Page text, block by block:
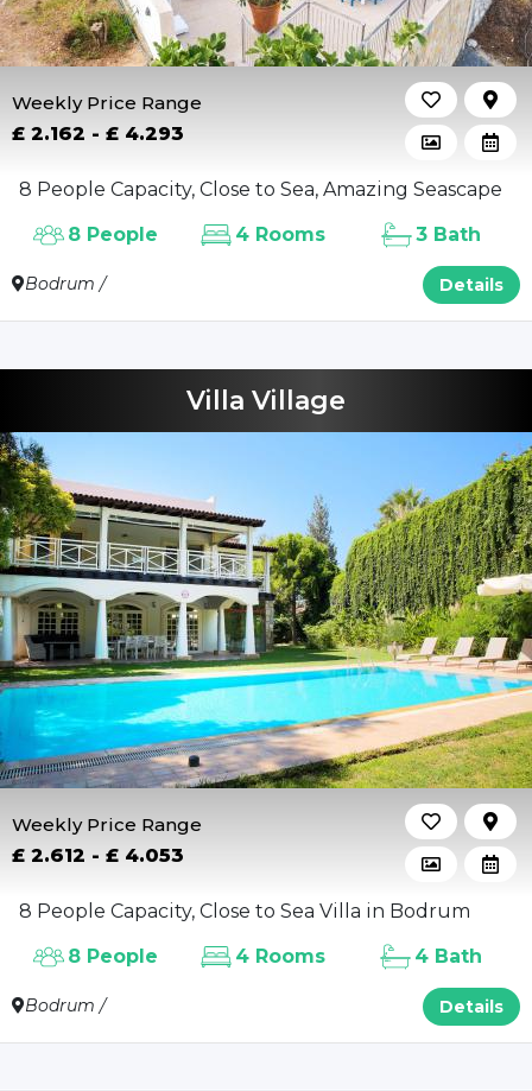
Weekly Price Range
£ 2.162 - £ 4.293
8 People Capacity, Close to Sea, Amazing Seascape
Bodrum / Details
8 People 4 Rooms 3 Bath
Villa Village
Weekly Price Range
£ 2.612 - £ 4.053
8 People Capacity, Close to Sea Villa in Bodrum
Bodrum / Details
8 People 4 Rooms 4 Bath